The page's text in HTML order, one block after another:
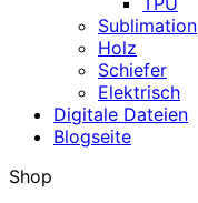
Sublimation
Holz
Schiefer
Elektrisch
Digitale Dateien
Blogseite
Shop